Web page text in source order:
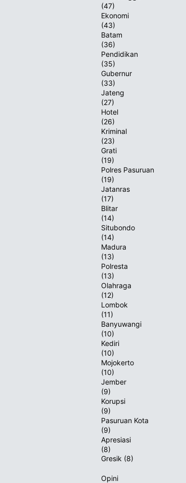
(47)
Ekonomi
(43)
Batam
(36)
Pendidikan
(35)
Gubernur
(33)
Jateng
(27)
Hotel
(26)
Kriminal
(23)
Grati
(19)
Polres Pasuruan
(19)
Jatanras
(17)
Blitar
(14)
Situbondo
(14)
Madura
(13)
Polresta
(13)
Olahraga
(12)
Lombok
(11)
Banyuwangi
(10)
Kediri
(10)
Mojokerto
(10)
Jember
(9)
Korupsi
(9)
Pasuruan Kota
(9)
Apresiasi
(8)
Gresik (8)
Opini